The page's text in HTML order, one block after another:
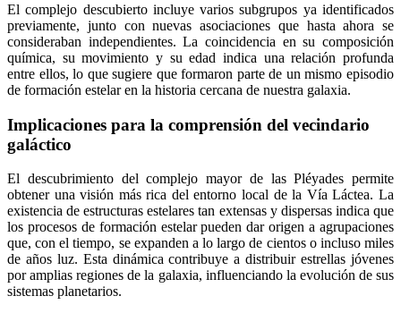
El complejo descubierto incluye varios subgrupos ya identificados
previamente, junto con nuevas asociaciones que hasta ahora se
consideraban independientes. La coincidencia en su composición
química, su movimiento y su edad indica una relación profunda
entre ellos, lo que sugiere que formaron parte de un mismo episodio
de formación estelar en la historia cercana de nuestra galaxia.
Implicaciones para la comprensión del vecindario
galáctico
El descubrimiento del complejo mayor de las Pléyades permite
obtener una visión más rica del entorno local de la Vía Láctea. La
existencia de estructuras estelares tan extensas y dispersas indica que
los procesos de formación estelar pueden dar origen a agrupaciones
que, con el tiempo, se expanden a lo largo de cientos o incluso miles
de años luz. Esta dinámica contribuye a distribuir estrellas jóvenes
por amplias regiones de la galaxia, influenciando la evolución de sus
sistemas planetarios.